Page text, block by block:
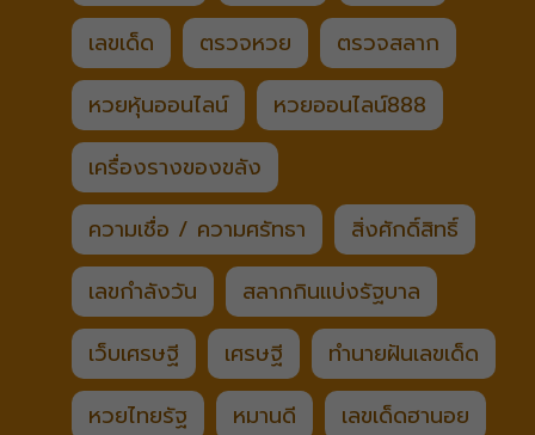
เลขเด็ด
ตรวจหวย
ตรวจสลาก
หวยหุ้นออนไลน์
หวยออนไลน์888
เครื่องรางของขลัง
ความเชื่อ / ความศรัทธา
สิ่งศักดิ์สิทธิ์
เลขกำลังวัน
สลากกินแบ่งรัฐบาล
เว็บเศรษฐี
เศรษฐี
ทำนายฝันเลขเด็ด
หวยไทยรัฐ
หมานดี
เลขเด็ดฮานอย